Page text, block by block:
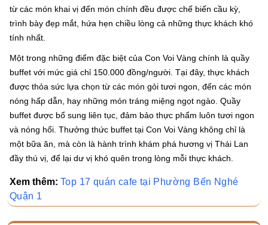
từ các món khai vị đến món chính đều được chế biến cầu kỳ,
trình bày đẹp mắt, hứa hẹn chiều lòng cả những thực khách khó
tính nhất.
Một trong những điểm đặc biệt của Con Voi Vàng chính là quầy
buffet với mức giá chỉ 150.000 đồng/người. Tại đây, thực khách
được thỏa sức lựa chọn từ các món gỏi tươi ngon, đến các món
nóng hấp dẫn, hay những món tráng miệng ngọt ngào. Quầy
buffet được bổ sung liên tục, đảm bảo thực phẩm luôn tươi ngon
và nóng hổi. Thưởng thức buffet tại Con Voi Vàng không chỉ là
một bữa ăn, mà còn là hành trình khám phá hương vị Thái Lan
đầy thú vị, để lại dư vị khó quên trong lòng mỗi thực khách.
Xem thêm: Top 17 quán cafe tại Phường Bến Nghé
Quận 1